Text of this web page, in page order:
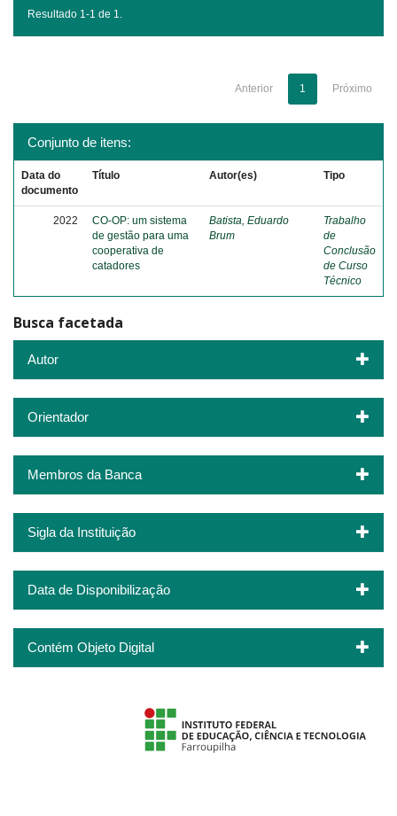
Resultado 1-1 de 1.
Anterior 1 Próximo
Conjunto de itens:
Data do
documento
Título Autor(es) Tipo
2022
CO-OP: um sistema
de gestão para uma
cooperativa de
catadores
Batista, Eduardo
Brum
Trabalho
de
Conclusão
de Curso
Técnico
Busca facetada
Autor
Orientador
Membros da Banca
Sigla da Instituição
Data de Disponibilização
Contém Objeto Digital